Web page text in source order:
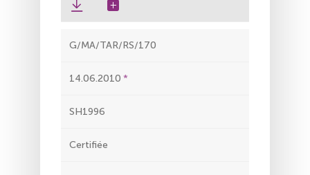
G/MA/TAR/RS/170
14.06.2010
SH1996
Certifiée